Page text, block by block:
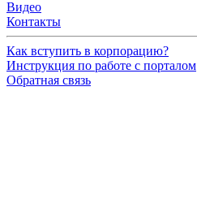
Видео
Контакты
Как вступить в корпорацию?
Инструкция по работе с порталом
Обратная связь